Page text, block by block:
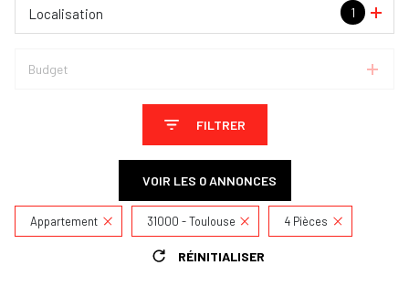
1
Localisation
Budget
FILTRER
VOIR LES 0ANNONCES
Appartement 31000 - Toulouse 4 Pièces
RÉINITIALISER